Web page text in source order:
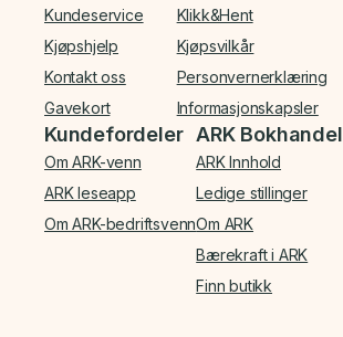
Kundeservice
Kjøpshjelp
Kontakt oss
Gavekort
Klikk&Hent
Kjøpsvilkår
Personvernerklæring
Informasjonskapsler
Kundefordeler
Om ARK-venn
ARK leseapp
Om ARK-bedriftsvenn
ARK Bokhandel
ARK Innhold
Ledige stillinger
Om ARK
Bærekraft i ARK
Finn butikk